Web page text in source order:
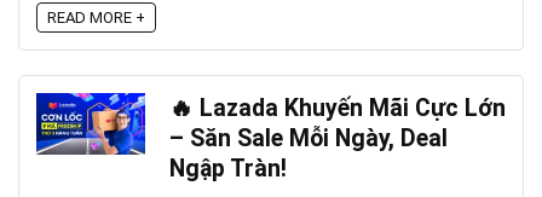
READ MORE +
🔥 Lazada Khuyến Mãi Cực Lớn
– Săn Sale Mỗi Ngày, Deal
Ngập Tràn!